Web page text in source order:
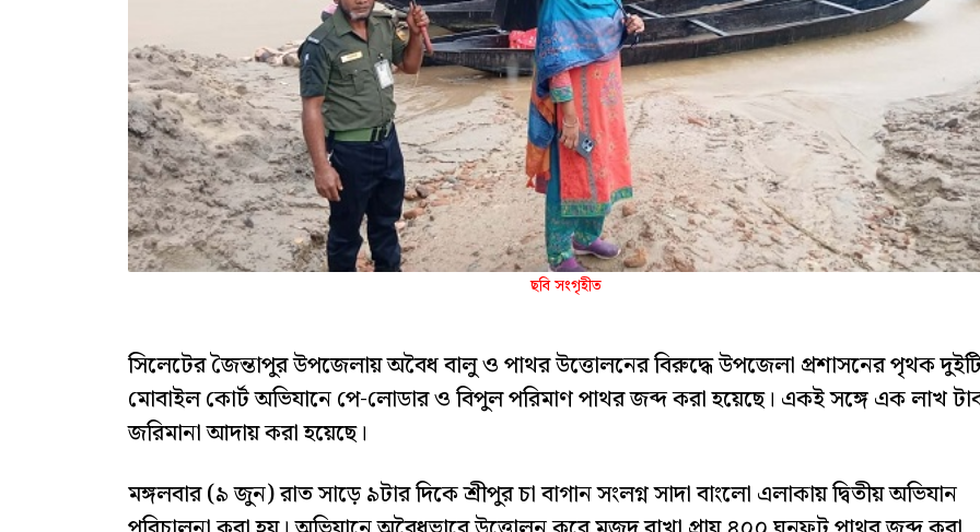
ছবি সংগৃহীত
সিলেটের জৈন্তাপুর উপজেলায় অবৈধ বালু ও পাথর উত্তোলনের বিরুদ্ধে উপজেলা প্রশাসনের পৃথক
মোবাইল কোর্ট অভিযানে পে-লোডার ও বিপুল পরিমাণ পাথর জব্দ করা হয়েছে। একই সঙ্গে এক লাখ
জরিমানা আদায় করা হয়েছে।
মঙ্গলবার (৯ জুন) রাত সাড়ে ৯টার দিকে শ্রীপুর চা বাগান সংলগ্ন সাদা বাংলো এলাকায় দ্বিতীয় অভিযান